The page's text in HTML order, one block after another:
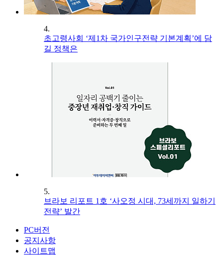
4.
초고령사회 ‘제1차 국가인구전략 기본계획’에 담
길 정책은
5.
브라보 리포트 1호 ‘사오정 시대, 73세까지 일하기
전략’ 발간
PC버전
공지사항
사이트맵